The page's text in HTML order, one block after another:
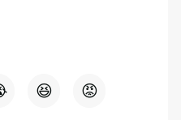
😆 😡